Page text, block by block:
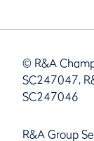
© R&A
SC247047,
SC247046
R&A Group